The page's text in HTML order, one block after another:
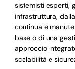
sistemisti esperti,
infrastruttura,
continua e
base o di una
approccio
scalabilità e